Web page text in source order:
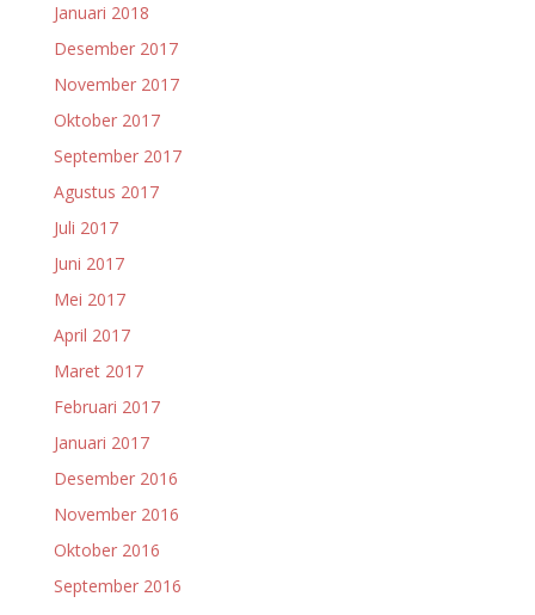
Januari 2018
Desember 2017
November 2017
Oktober 2017
September 2017
Agustus 2017
Juli 2017
Juni 2017
Mei 2017
April 2017
Maret 2017
Februari 2017
Januari 2017
Desember 2016
November 2016
Oktober 2016
September 2016